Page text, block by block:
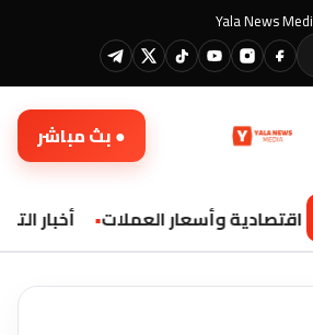
Yala News
● بث مباشر
وأسعار العملات أخبار